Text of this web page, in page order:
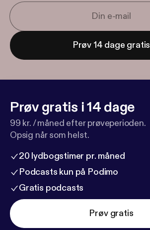
Prøv 14 dage gratis
Prøv gratis i 14 dage
99 kr. / måned efter prøveperioden.
Opsig når som helst.
20 lydbogstimer pr. måned
Podcasts kun på Podimo
Gratis podcasts
Prøv gratis